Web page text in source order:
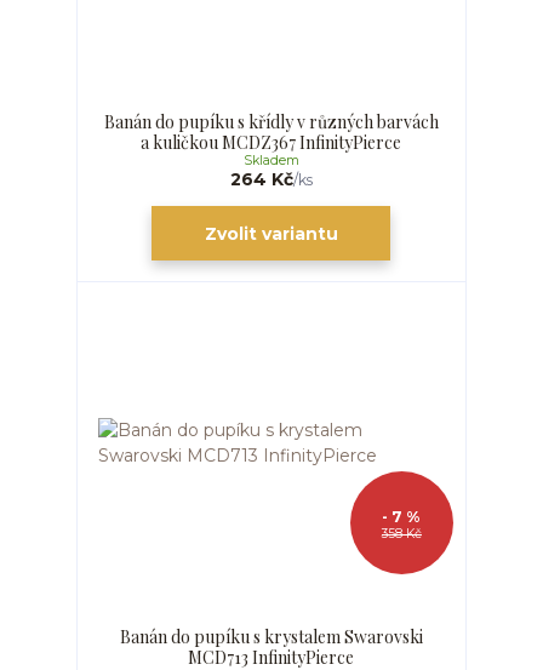
Banán do pupíku s křídly v různých barvách
a kuličkou MCDZ367 InfinityPierce
264 Kč/ks
Skladem
Zvolit variantu
358 Kč
- 7 %
Banán do pupíku s krystalem Swarovski
MCD713 InfinityPierce